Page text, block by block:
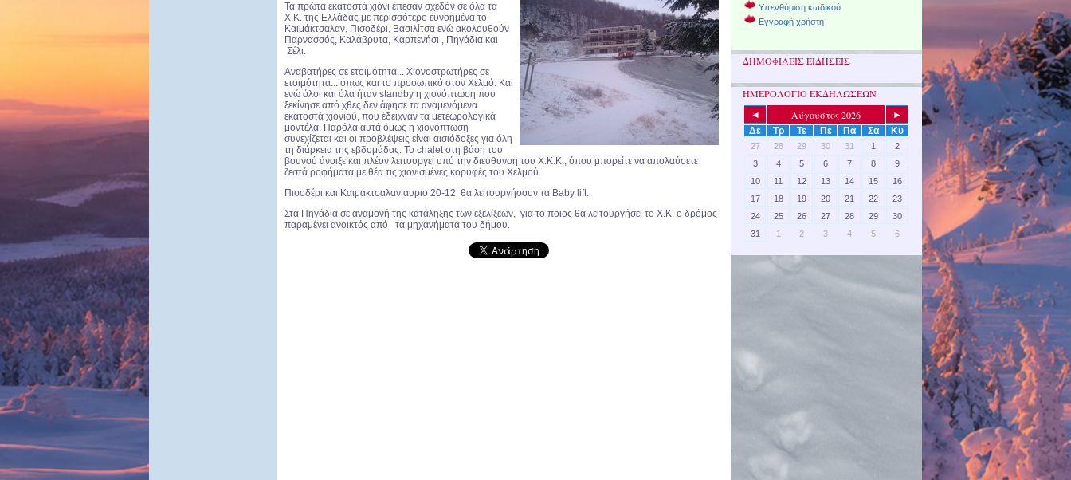
Τα πρώτα εκατοστά χιόνι έπεσαν σχεδόν σε όλα τα
Χ.Κ. της Ελλάδας με περισσότερο ευνοημένα το
Καιμάκτσαλαν, Πισοδέρι, Βασιλίτσα ενώ ακολουθούν
Παρνασσός, Καλάβρυτα, Καρπενήσι , Πηγάδια και
Σέλι.
Αναβατήρες σε ετοιμότητα... Χιονοστρωτήρες σε
ετοιμότητα... όπως και το προσωπικό στον Χελμό. Και
ενώ όλοι και όλα ήταν standby η χιονόπτωση που
ξεκίνησε από χθες δεν άφησε τα αναμενόμενα
εκατοστά χιονιού, που έδειχναν τα μετεωρολογικά
μοντέλα. Παρόλα αυτά όμως η χιονόπτωση
συνεχίζεται και οι προβλέψεις είναι αισιόδοξες για όλη
τη διάρκεια της εβδομάδας. Το chalet στη βάση του
βουνού άνοιξε και πλέον λειτουργεί υπό την διεύθυνση του Χ.Κ.Κ., όπου μπορείτε να απολαύσετε
ζεστά ροφήματα με θέα τις χιονισμένες κορυφές του Χελμού.
Πισοδέρι και Kαιμάκτσαλαν αυριο 20-12 θα λειτουργήσουν τα Baby lift.
Στα Πηγάδια σε αναμονή της κατάληξης των εξελίξεων, για το ποιος θα λειτουργήσει το Χ.Κ. ο δρόμος
παραμένει ανοικτός από τα μηχανήματα του δήμου.
Υπενθύμιση κωδικού
Εγγραφή χρήστη
ΔΗΜΟΦΙΛΕΙΣ ΕΙΔΗΣΕΙΣ
ΗΜΕΡΟΛΟΓΙΟ ΕΚΔΗΛΩΣΕΩΝ
◄ Αύγουστος 2026
►
Δε
Τρ Τε Πε Πα Σα Κυ
27 28 29 30 31 1
2
3
4 5 6 7 8
9
10
11 12 13 14 15
16
17
18 19 20 21 22
23
24
25 26 27 28 29
30
31
1 2 3 4 5 6